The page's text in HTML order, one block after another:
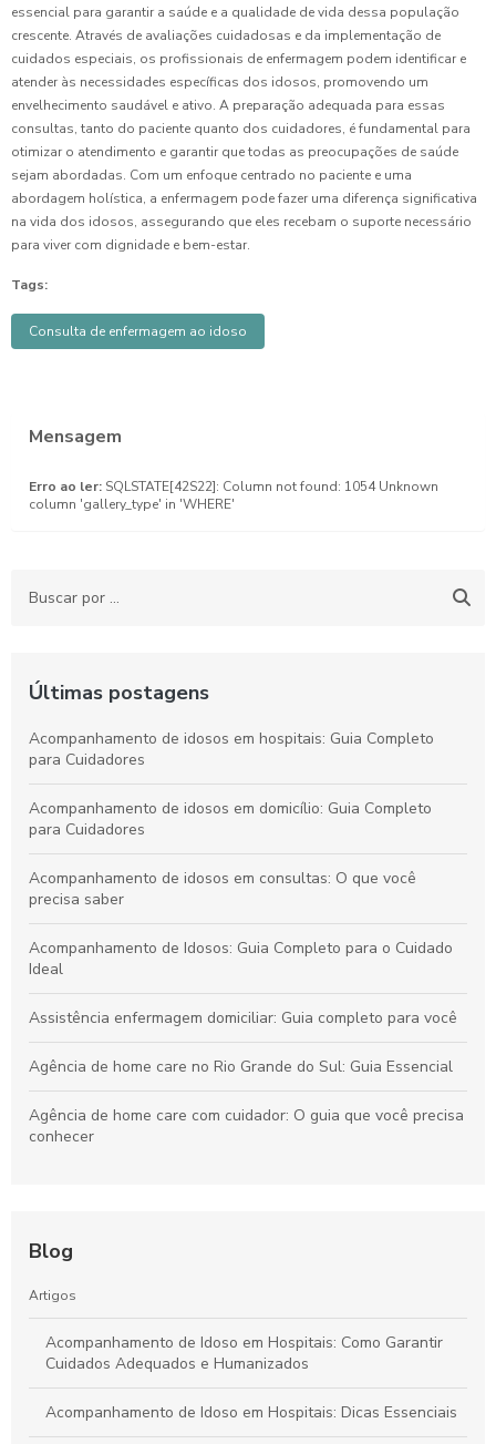
essencial para garantir a saúde e a qualidade de vida dessa população
crescente. Através de avaliações cuidadosas e da implementação de
cuidados especiais, os profissionais de enfermagem podem identificar e
atender às necessidades específicas dos idosos, promovendo um
envelhecimento saudável e ativo. A preparação adequada para essas
consultas, tanto do paciente quanto dos cuidadores, é fundamental para
otimizar o atendimento e garantir que todas as preocupações de saúde
sejam abordadas. Com um enfoque centrado no paciente e uma
abordagem holística, a enfermagem pode fazer uma diferença significativa
na vida dos idosos, assegurando que eles recebam o suporte necessário
para viver com dignidade e bem-estar.
Tags:
Consulta de enfermagem ao idoso
Mensagem
Erro ao ler: SQLSTATE[42S22]: Column not found: 1054 Unknown
column 'gallery_type' in 'WHERE'
Últimas postagens
Acompanhamento de idosos em hospitais: Guia Completo
para Cuidadores
Acompanhamento de idosos em domicílio: Guia Completo
para Cuidadores
Acompanhamento de idosos em consultas: O que você
precisa saber
Acompanhamento de Idosos: Guia Completo para o Cuidado
Ideal
Assistência enfermagem domiciliar: Guia completo para você
Agência de home care no Rio Grande do Sul: Guia Essencial
Agência de home care com cuidador: O guia que você precisa
conhecer
Blog
Artigos
Acompanhamento de Idoso em Hospitais: Como Garantir
Cuidados Adequados e Humanizados
Acompanhamento de Idoso em Hospitais: Dicas Essenciais